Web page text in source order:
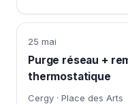
25 mai
Purge réseau +
thermostatique
Cergy · Place des Arts